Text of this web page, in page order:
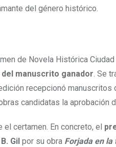
del género histórico.
de Novela Histórica
manuscrito ganador. Se
recepcionó manuscritos
candidatas la aprobación
certamen. En concreto, el
Gil por su obra Forjada en la